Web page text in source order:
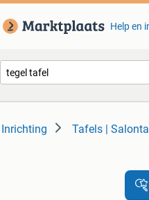
Help en
Tafels |